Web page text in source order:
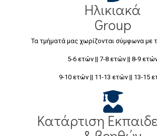
Ηλικιακά
Group
Τα τμήματά μας χωρίζονται σύμφωνα με
5-6 ετών || 7-8 ετών || 8-9
9-10 ετών || 11-13 ετών || 13-15
Κατάρτιση